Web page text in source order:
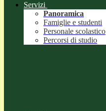
Servizi
Panoramica
Famiglie e studenti
Personale scolastico
Percorsi di studio